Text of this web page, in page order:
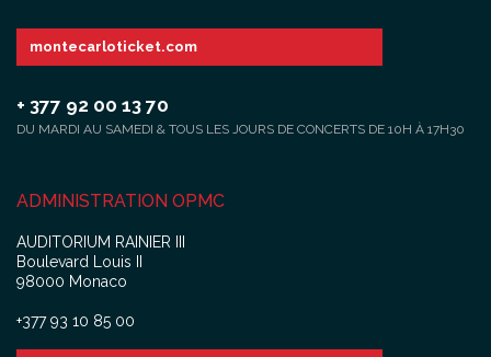
montecarloticket.com
+ 377 92 00 13 70
DU MARDI AU SAMEDI & TOUS LES JOURS DE CONCERTS DE 10H À 17H30
ADMINISTRATION OPMC
AUDITORIUM RAINIER III
Boulevard Louis II
98000 Monaco
+377 93 10 85 00